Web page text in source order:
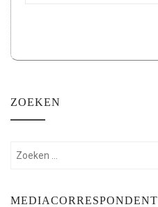
ZOEKEN
Zoeken:
MEDIACORRESPONDENT